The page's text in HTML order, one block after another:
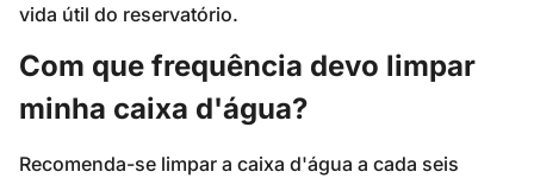
vida útil do reservatório.
Com que frequência devo limpar
minha caixa d'água?
Recomenda-se limpar a caixa d'água a cada seis